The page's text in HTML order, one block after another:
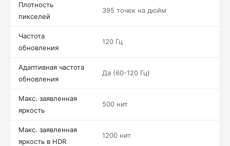
Плотность
пикселей
395 точек на дюйм
Частота
обновления
120 Гц
Адаптивная частота
обновления
Да (60-120 Гц)
Макс. заявленная
яркость
500 нит
Макс. заявленная
яркость в HDR
1200 нит